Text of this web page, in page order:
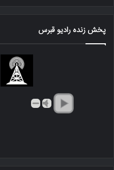
پخش زنده رادیو قبرس